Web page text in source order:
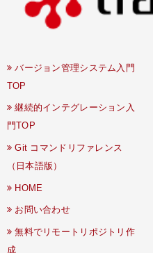
バージョン管理システム入門
TOP
継続的インテグレーション入
門TOP
Git コマンドリファレンス
（日本語版）
HOME
お問い合わせ
無料でリモートリポジトリ作
成